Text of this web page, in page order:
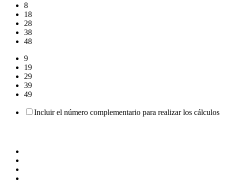
8
18
28
38
48
9
19
29
39
49
Incluir el número complementario para realizar los cálculos